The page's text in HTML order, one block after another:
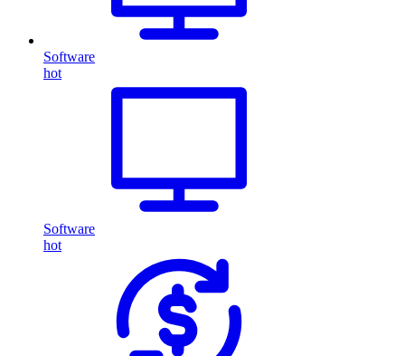
Software
hot
Software
hot